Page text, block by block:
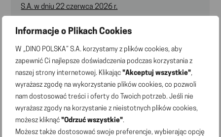
Informacje o Plikach Cookies
W „DINO POLSKA” S.A. korzystamy z plików cookies, aby
zapewnić Ci najlepsze doświadczenia podczas korzystania z
naszej strony internetowej. Klikając "Akceptuj wszystkie",
wyrażasz zgodę na wykorzystanie plików cookies, co pozwoli
nam dostosować treści i oferty do Twoich potrzeb. Jeśli nie
wyrażasz zgody na korzystanie z nieistotnych plików cookies,
możesz kliknąć "Odrzuć wszystkie".
Możesz także dostosować swoje preferencje, wybierając opcję
S.A. w dniu 22 czerwca 2026 r.
Raport bieżący nr 6/2026 – Wykaz akcjonariuszy
posiadających co najmniej 5% liczby głosów
na Zwyczajnym Walnym Zgromadzeniu „DINO POLSKA”
S.A. w dniu 22 czerwca 2026 r.
Dino wśród liderów OZE w polskim handlu: 3 tysiące